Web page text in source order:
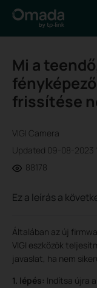
Mi a
frissítése
VIGI Camera
Updated 09-08-2023
88178
Ez a leírás a
Általában az új
VIGI eszközök
javaslat, ha nem
1. lépés: Indítsa újra a